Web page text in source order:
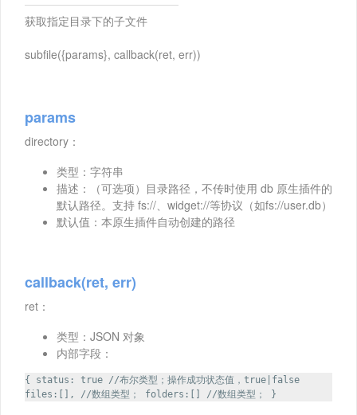
获取指定目录下的子文件
subfile({params}, callback(ret, err))
params
directory：
类型：字符串
描述：（可选项）目录路径，不传时使用 db 原生插件的
默认路径。支持 fs://、widget://等协议（如fs://user.db）
默认值：本原生插件自动创建的路径
callback(ret, err)
ret：
类型：JSON 对象
内部字段：
{ status: true //布尔类型；操作成功状态值，true|false
files:[], //数组类型； folders:[] //数组类型； }